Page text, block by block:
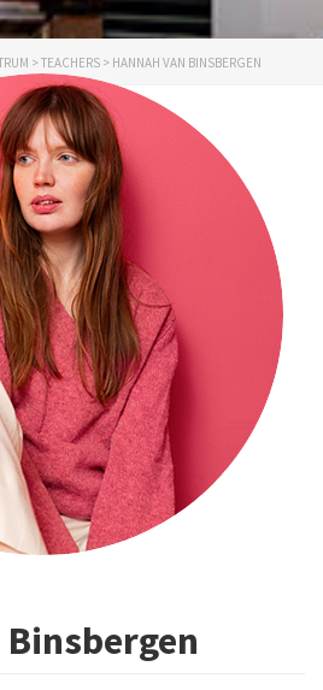
> TEACHERS > HANNAH VAN BINSBERGEN